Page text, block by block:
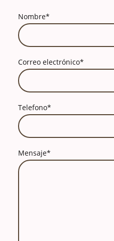
Nombre*
Correo electrónico*
Telefono*
Mensaje*